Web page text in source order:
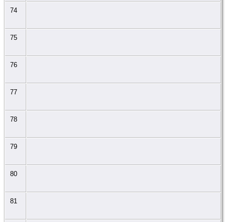
74
75
76
77
78
79
80
81